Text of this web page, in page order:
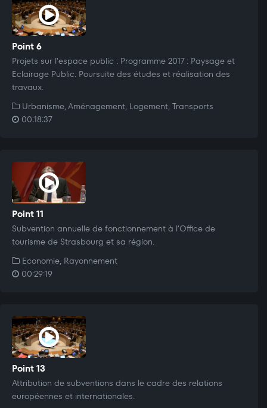
Point 6
Projets sur l'espace public : Programme 2017 : Paysage et
Eclairage Public. Poursuite des études et réalisation des
travaux.
Urbanisme, Aménagement, Logement, Transports
00:18:37
Point 11
Subvention annuelle de fonctionnement à l'Office de
tourisme de Strasbourg et sa région.
Economie, Rayonnement
00:29:19
Point 13
Attribution de subventions dans le cadre des relations
européennes et internationales.